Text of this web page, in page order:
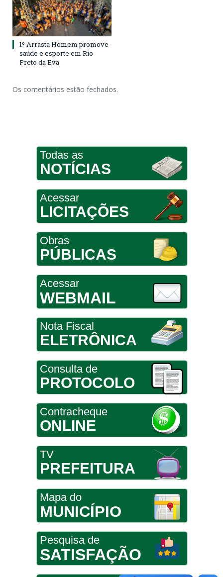
1º Arrasta Homem promove
saúde e esporte em Rio
Preto da Eva
Os comentários estão fechados.
Todas as
NOTÍCIAS
Acessar
LICITAÇÕES
Obras
PÚBLICAS
Acessar
WEBMAIL
Nota Fiscal
ELETRÔNICA
Consulta de
PROTOCOLO
Contracheque
ONLINE
TV
PREFEITURA
Mapa do
MUNICÍPIO
Pesquisa de
SATISFAÇÃO